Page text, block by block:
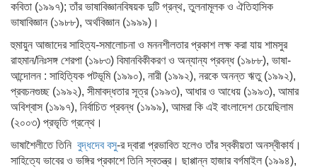
কবিতা (১৯৯৭); তাঁর ভাষাবিজ্ঞানবিষয়ক দুটি গ্রন্থ, তুলনামূলক ও ঐতিহাসিক
ভাষাবিজ্ঞান (১৯৮৮), অর্থবিজ্ঞান (১৯৯৯)।
হুমায়ুন আজাদের সাহিত্য-সমালোচনা ও মননশীলতার প্রকাশ লক্ষ করা যায় শামসুর
রাহমান/নিঃসঙ্গ শেরপা (১৯৮৩) বিমানবিকীকরণ ও অন্যান্য প্রবন্ধ (১৯৮৮), ভাষা-
আন্দোলন : সাহিত্যিক পটভূমি (১৯৯০), নারী (১৯৯২), নরকে অনন্ত ঋতু (১৯৯২),
প্রবচনগুচ্ছ (১৯৯২), সীমাবদ্ধতার সূত্র (১৯৯৩), আধার ও আধেয় (১৯৯৩), আমার
অবিশ্বাস (১৯৯৭), নির্বাচিত প্রবন্ধ (১৯৯৯), আমরা কি এই বাংলাদেশ চেয়েছিলাম
(২০০৩) প্রভৃতি গ্রন্থে।
ভাষাশৈলীতে তিনি বুদ্ধদেব বসু-র দ্বারা প্রভাবিত হলেও তাঁর স্বকীয়তা অনস্বীকার্য।
সাহিত্যে ভাবের ও ভঙ্গির প্রকাশে তিনি স্বতন্ত্র। ছাপ্পান্ন হাজার বর্গমাইল (১৯৯৪),